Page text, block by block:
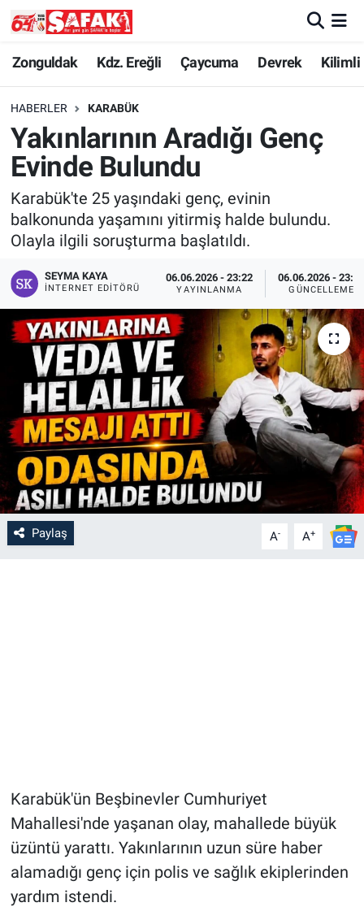
Zonguldak Kdz. Ereğli Çaycuma Devrek Kilimli
HABERLER KARABÜK
Yakınlarının Aradığı Genç
Evinde Bulundu
Karabük'te 25 yaşındaki genç, evinin
balkonunda yaşamını yitirmiş halde bulundu.
Olayla ilgili soruşturma başlatıldı.
SEYMA KAYA
İNTERNET EDITÖRÜ
06.06.2026 - 23:22
YAYINLANMA
06.06.2026 -
GÜNCELLEME
Paylaş A- A+
Karabük'ün Beşbinevler Cumhuriyet
Mahallesi'nde yaşanan olay, mahallede büyük
üzüntü yarattı. Yakınlarının uzun süre haber
alamadığı genç için polis ve sağlık ekiplerinden
yardım istendi.
Zonguldak
Kdz. Ereğli
Çaycuma
Kilimli
Asayiş
Spor
Resmi İlan
Zonguldak Nöbetçi Eczaneler
Zonguldak Hava Durumu
Zonguldak Namaz Vakitleri
Süper Lig Puan Durumu ve Fikstür
Tüm Manşetler
Son Dakika Haberleri
Haber Arşivi